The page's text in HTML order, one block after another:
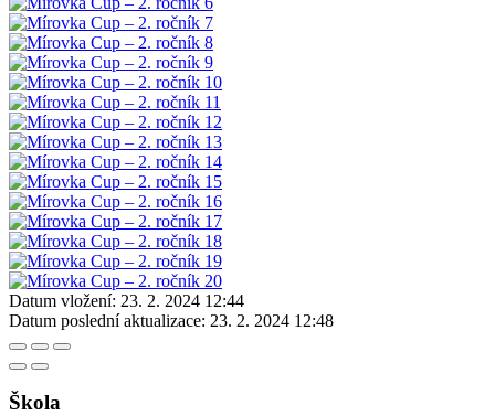
Datum vložení: 23. 2. 2024 12:44
Datum poslední aktualizace: 23. 2. 2024 12:48
Škola